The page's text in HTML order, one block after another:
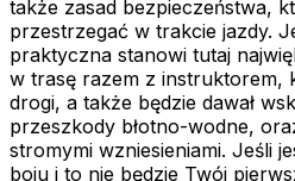
także zasad bezpieczeństwa,
przestrzegać w trakcie jazdy.
praktyczna stanowi tutaj
w trasę razem z instruktorem,
drogi, a także będzie dawał
przeszkody błotno-wodne,
stromymi wzniesieniami. Jeśli
boju i to nie będzie Twój